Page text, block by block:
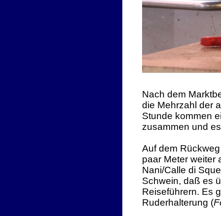
Nach dem
die Mehrzahl der
Stunde kommen
zusammen und
Auf dem
paar Meter weiter
Nani/Calle di
Schwein, daß es
Reiseführern. Es
Ruderhalterung (